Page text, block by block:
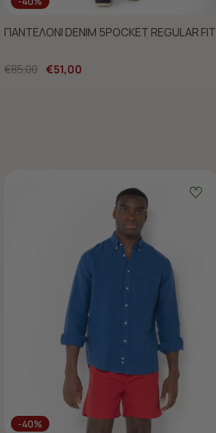
ΠΑΝΤΕΛΟΝΙ DENIM 5POCKET REGULAR FIT
€85,00 €51,00
-40%